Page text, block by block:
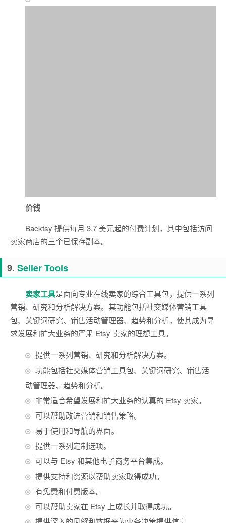
价钱
Backtsy 提供每月 3.7 美元起的付费计划，其中包括访问
卖家商店的三个已保存副本。
9. Seller Tools
卖家工具是面向专业在线卖家的综合工具包，提供一系列
营销、研究和分析解决方案。其功能包括社交媒体营销工具
包、关键词研究、销售活动管理器、趋势和分析，使其成为寻
求发展和扩大业务的严肃 Etsy 卖家的理想工具。
提供一系列营销、研究和分析解决方案。
功能包括社交媒体营销工具包、关键词研究、销售活
动管理器、趋势和分析。
非常适合希望发展和扩大业务的认真的 Etsy 卖家。
可以帮助改进营销和销售策略。
易于使用和导航的界面。
提供一系列定制选项。
可以与 Etsy 和其他电子商务平台集成。
提供支持和资源以帮助卖家取得成功。
有免费和付费版本。
可以帮助卖家在 Etsy 上成长并取得成功。